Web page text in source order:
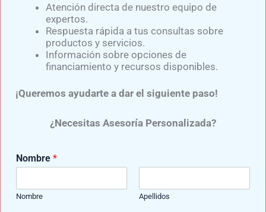
Samuel Medina
Experto en el diseño y confección de diversas prótesis para
elaboradas con componentes de última generación y de
Wood, entre otras.
Atención directa de nuestro equipo de
expertos.
Respuesta rápida a tus consultas sobre
productos y servicios.
Información sobre opciones de
financiamiento y recursos disponibles.
¡Queremos ayudarte a dar el siguiente paso!
¿Necesitas Asesoría Personalizada?
Nombre *
Nombre Apellidos